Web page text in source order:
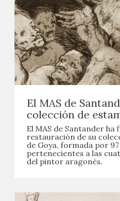
El MAS de
colección de
El MAS de Santander ha
restauración de su
de Goya, formada por
pertenecientes a las
del pintor aragonés.